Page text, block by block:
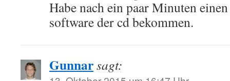
Habe nach ein paar Minuten
software der cd bekommen.
Gunnarsagt: